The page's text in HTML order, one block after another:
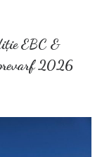
EBC &
2026